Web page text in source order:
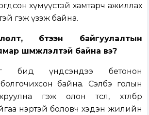
хүмүүстэй хамтарч ажиллах
гэж үзэж байна.
бүтээн байгуулалтын
шүүмжлэлтэй байна вэ?
бид үндсэндээ бетонон
байна. Сэлбэ голын
гэж олон төсөл, хөтөлбөр
нэртэй боловч хэдэн жилийн